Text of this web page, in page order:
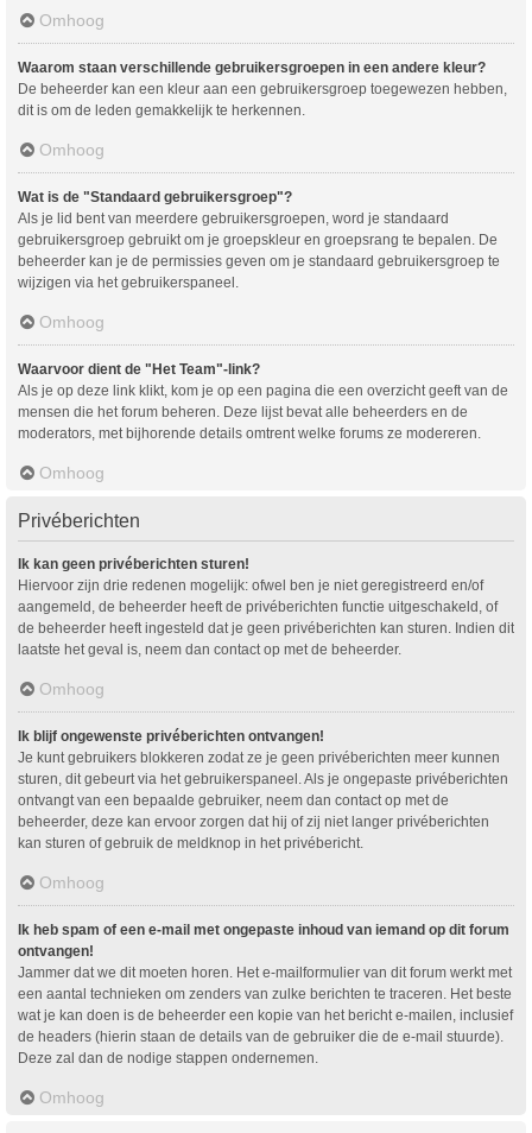
Omhoog
Waarom staan verschillende gebruikersgroepen in een andere kleur?
De beheerder kan een kleur aan een gebruikersgroep toegewezen hebben,
dit is om de leden gemakkelijk te herkennen.
Omhoog
Wat is de "Standaard gebruikersgroep"?
Als je lid bent van meerdere gebruikersgroepen, word je standaard
gebruikersgroep gebruikt om je groepskleur en groepsrang te bepalen. De
beheerder kan je de permissies geven om je standaard gebruikersgroep te
wijzigen via het gebruikerspaneel.
Omhoog
Waarvoor dient de "Het Team"-link?
Als je op deze link klikt, kom je op een pagina die een overzicht geeft van de
mensen die het forum beheren. Deze lijst bevat alle beheerders en de
moderators, met bijhorende details omtrent welke forums ze modereren.
Omhoog
Privéberichten
Ik kan geen privéberichten sturen!
Hiervoor zijn drie redenen mogelijk: ofwel ben je niet geregistreerd en/of
aangemeld, de beheerder heeft de privéberichten functie uitgeschakeld, of
de beheerder heeft ingesteld dat je geen privéberichten kan sturen. Indien dit
laatste het geval is, neem dan contact op met de beheerder.
Omhoog
Ik blijf ongewenste privéberichten ontvangen!
Je kunt gebruikers blokkeren zodat ze je geen privéberichten meer kunnen
sturen, dit gebeurt via het gebruikerspaneel. Als je ongepaste privéberichten
ontvangt van een bepaalde gebruiker, neem dan contact op met de
beheerder, deze kan ervoor zorgen dat hij of zij niet langer privéberichten
kan sturen of gebruik de meldknop in het privébericht.
Omhoog
Ik heb spam of een e-mail met ongepaste inhoud van iemand op dit forum
ontvangen!
Jammer dat we dit moeten horen. Het e-mailformulier van dit forum werkt met
een aantal technieken om zenders van zulke berichten te traceren. Het beste
wat je kan doen is de beheerder een kopie van het bericht e-mailen, inclusief
de headers (hierin staan de details van de gebruiker die de e-mail stuurde).
Deze zal dan de nodige stappen ondernemen.
Omhoog